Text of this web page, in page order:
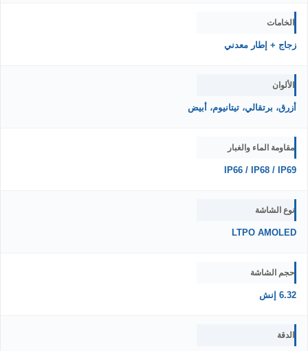
الخامات
زجاج + إطار معدني
الألوان
أزرق، برتقالي، تيتانيوم، أبيض
مقاومة الماء والغبار
IP66 / IP68 / IP69
نوع الشاشة
LTPO AMOLED
حجم الشاشة
6.32 إنش
الدقة